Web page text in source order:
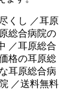
くし ／耳原
総合病院の
／耳原総合
格の耳原総
耳原総合病
／送料無料